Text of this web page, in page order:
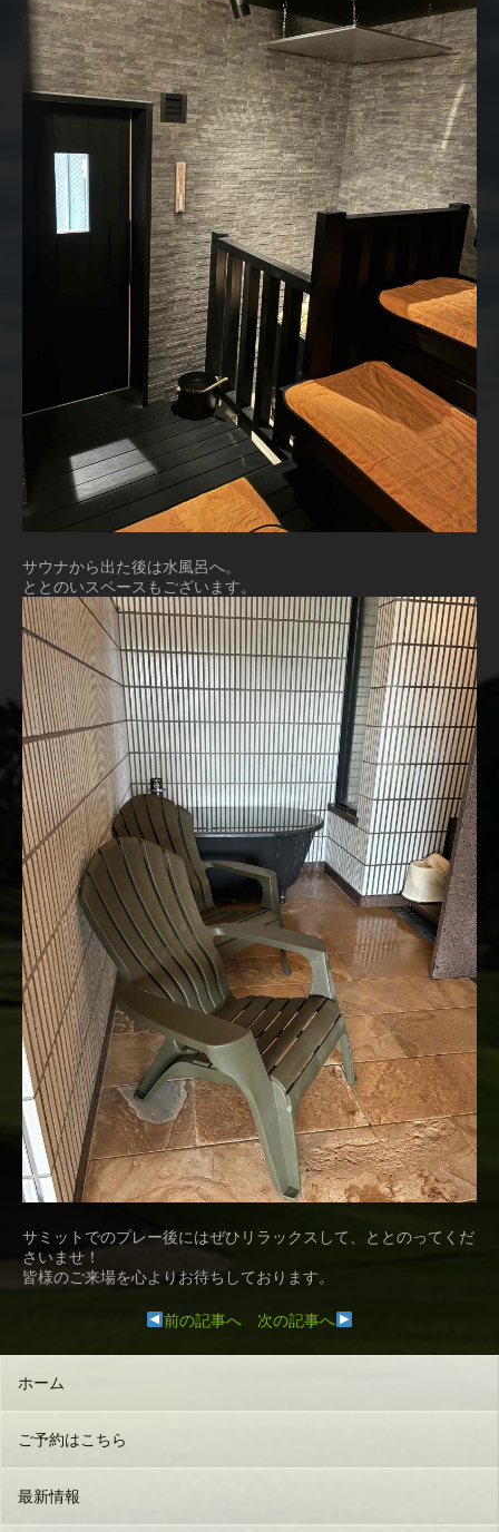
サウナから出た後は水風呂へ。
ととのいスペースもございます。
サミットでのプレー後にはぜひリラックスして、ととのってくだ
さいませ！
皆様のご来場を心よりお待ちしております。
前の記事へ 次の記事へ
ホーム
ご予約はこちら
最新情報